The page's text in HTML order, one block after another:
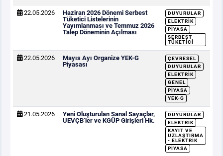
22.05.2026
Haziran 2026 Dönemi Serbest
Tüketici Listelerinin
Yayımlanması ve Temmuz 2026
Talep Döneminin Açılması
DUYURULAR
ELEKTRIK
PIYASA
SERBEST
TÜKETICI
22.05.2026
Mayıs Ayı Organize YEK-G
Piyasası
ÇEVRESEL
DUYURULAR
ELEKTRIK
GENEL
PIYASA
YEK-G
21.05.2026
Yeni Oluşturulan Sanal Sayaçlar,
UEVÇB’ler ve KGÜP Girişleri Hk.
DUYURULAR
ELEKTRIK
KAYIT VE
UZLAŞTIRMA
- ELEKTRIK
PIYASA